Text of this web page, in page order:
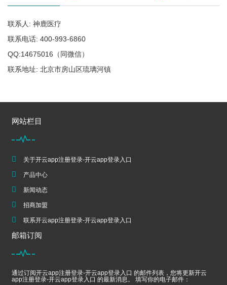
联系人: 神鹿医疗
联系电话: 400-993-6860
QQ:14675016（同微信）
联系地址: 北京市房山区琉璃河镇
网站栏目
关于开云app注册登录-开云app登录入口
产品中心
新闻动态
招商加盟
联系开云app注册登录-开云app登录入口
邮箱订阅
通过订阅开云app注册登录-开云app登录入口 的邮件列表，您将更新开云
app注册登录-开云app登录入口 的最新消息。 填写你的电子邮件：